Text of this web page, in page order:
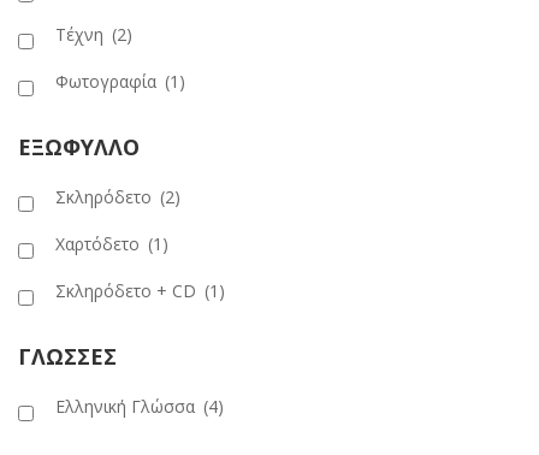
Τέχνη (2)
Φωτογραφία (1)
ΕΞΩΦΥΛΛΟ
Σκληρόδετο (2)
Χαρτόδετο (1)
Σκληρόδετο + CD (1)
ΓΛΩΣΣΕΣ
Ελληνική Γλώσσα (4)